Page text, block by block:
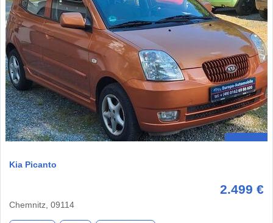
Kia Picanto
2.499 €
Chemnitz, 09114